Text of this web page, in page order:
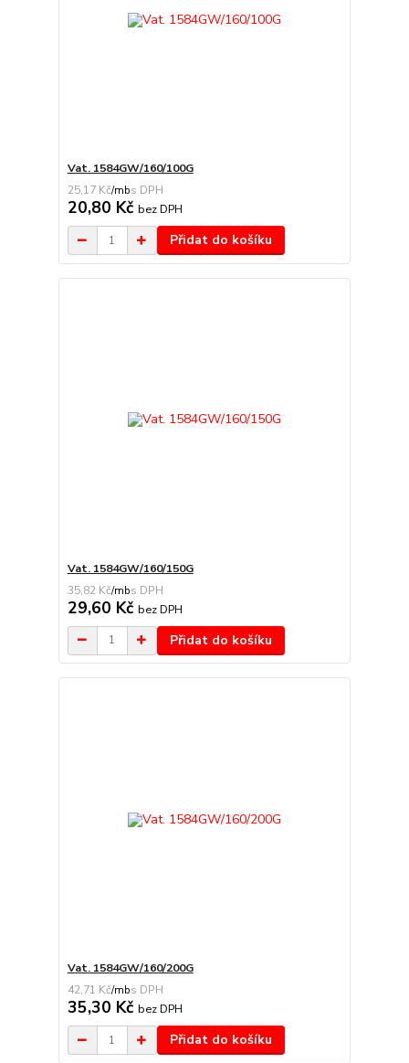
Vat. 1584GW/160/100G
25,17 Kč/mb
20,80 Kč bez DPH
Přidat do košíku
Vat. 1584GW/160/150G
35,82 Kč/mb
29,60 Kč bez DPH
Přidat do košíku
Vat. 1584GW/160/200G
42,71 Kč/mb
35,30 Kč bez DPH
Přidat do košíku